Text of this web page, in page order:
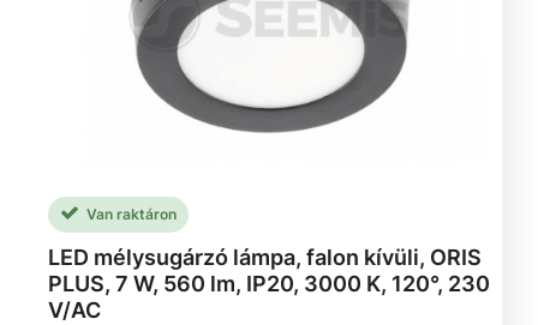
Van raktáron
LED mélysugárzó lámpa, falon kívüli, ORIS
PLUS, 7 W, 560 lm, IP20, 3000 K, 120°, 230
V/AC